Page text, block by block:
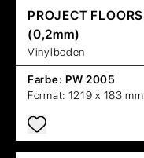
PROJECT FLOORS
(0,2mm)
Vinylboden
Farbe: PW 2005
Format: 1219 x 183 mm